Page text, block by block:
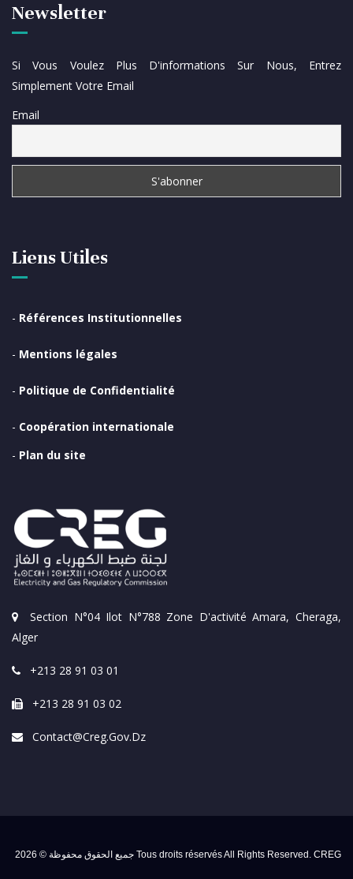
Section N°04 Ilot N°788 Zone D'activité Amara, Cheraga,
Alger
+213 28 91 03 01
+213 28 91 03 02
Contact@creg.gov.dz
Liens Utiles
- Références Institutionnelles
- Mentions légales
- Politique de Confidentialité
- Coopération internationale
- Plan du site
Newsletter
Si Vous Voulez Plus D'informations Sur Nous, Entrez
Simplement Votre Email
Email
جميع الحقوق محفوظة © 2026 Tous droits réservés All Rights Reserved. CREG